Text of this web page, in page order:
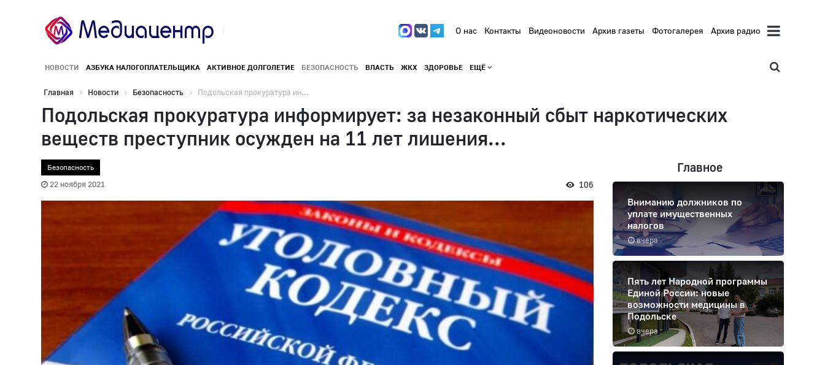
О нас Контакты Видеоновости Архив газеты Фотогалерея Архив радио
НОВОСТИ АЗБУКА НАЛОГОПЛАТЕЛЬЩИКА АКТИВНОЕ ДОЛГОЛЕТИЕ БЕЗОПАСНОСТЬ ВЛАСТЬ ЖКХ ЗДОРОВЬЕ ЕЩЁ
Главная Новости Безопасность Подольская прокуратура ин...
Подольская прокуратура информирует: за незаконный сбыт наркотических
веществ преступник осужден на 11 лет лишения...
Безопасность
22 ноября 2021 106
Главное
вчера
Вниманию должников по
уплате имущественных
налогов
вчера
Пять лет Народной программы
Единой России: новые
возможности медицины в
Подольске